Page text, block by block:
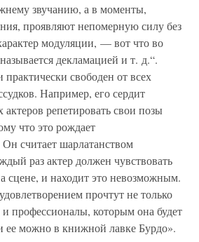
звучанию, а в моменты,
проявляют непомерную силу без
модуляции, — вот что во
декламацией и т. д.“.
свободен от всех
Например, его сердит
репетировать свои позы
что это рождает
считает шарлатанством
раз актер должен чувствовать
сцене, и находит это невозможным.
прочтут не только
профессионалы, которым она будет
ее можно в книжной лавке Бурдо».